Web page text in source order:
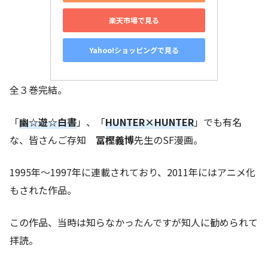
楽天市場で見る
Yahoo!ショッピングで見る
全３巻完結。
「幽☆遊☆白書」、「HUNTER×HUNTER」でも有名
な、皆さんご存知 冨樫義博先生のSF漫画。
1995年〜1997年に連載されており、2011年にはアニメ化
もされた作品。
この作品、当時は知らなかったんですが知人に勧められて
拝読。